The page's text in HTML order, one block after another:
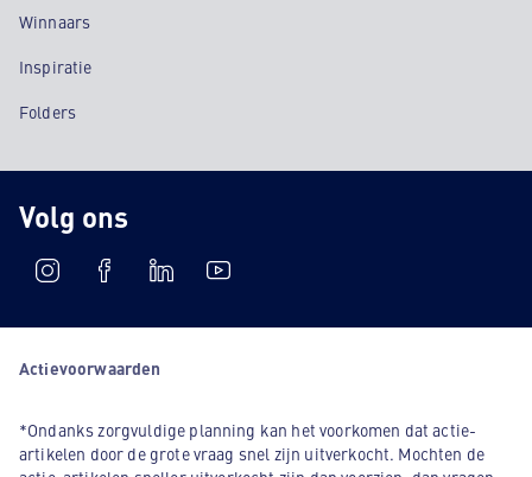
Winnaars
Inspiratie
Folders
Volg ons
Actievoorwaarden
*Ondanks zorgvuldige planning kan het voorkomen dat actie-
artikelen door de grote vraag snel zijn uitverkocht. Mochten de